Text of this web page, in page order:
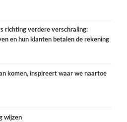
richting verdere verschraling:
en hun klanten betalen de rekening
komen, inspireert waar we naartoe
wijzen